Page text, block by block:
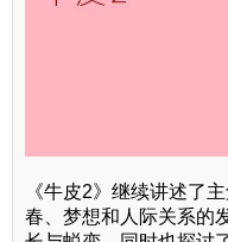
《牛皮2》继续讲述了
春、梦想和人际关系的